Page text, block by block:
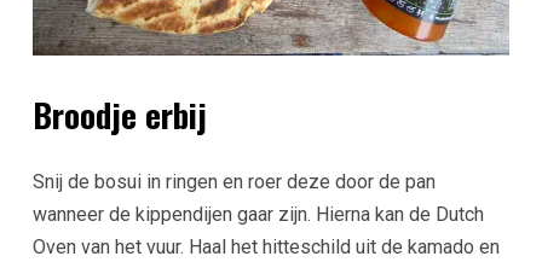
Broodje erbij
Snij de bosui in ringen en roer deze door de pan
wanneer de kippendijen gaar zijn. Hierna kan de Dutch
Oven van het vuur. Haal het hitteschild uit de kamado en